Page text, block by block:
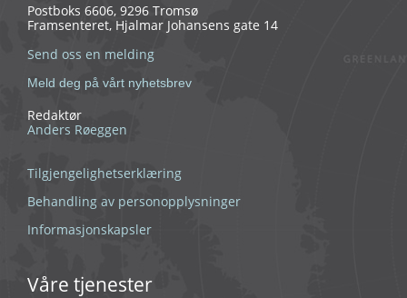
Postboks 6606, 9296 Tromsø
Framsenteret, Hjalmar Johansens gate 14
Send oss en melding
Meld deg på vårt nyhetsbrev
Redaktør
Anders Røeggen
Tilgjengelighetserklæring
Behandling av personopplysninger
Informasjonskapsler
Våre tjenester